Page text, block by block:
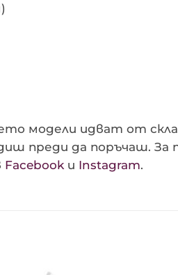
модели идват от
преди да поръчаш. За
Facebookи Instagram.